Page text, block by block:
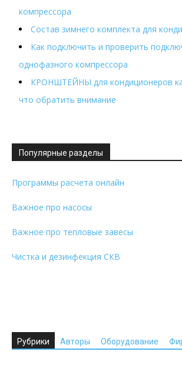
компрессора
Состав зимнего комплекта для
Как подключить и проверить
однофазного компрессора
КРОНШТЕЙНЫ для кондиционеров
что обратить внимание
Популярные разделы
Программы расчета онлайн
Важное про насосы
Важное про тепловые завесы
Чистка и дезинфекция СКВ
Рубрики Авторы Оборудование